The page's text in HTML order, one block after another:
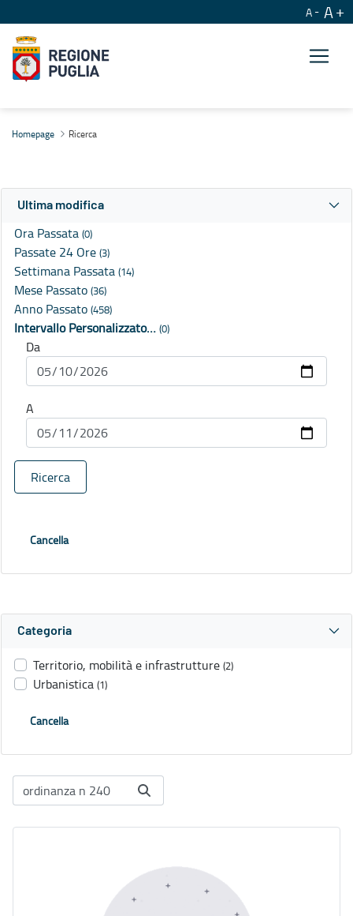
A A
Homepage Ricerca
Ultima modifica
Ora Passata (0)
Passate 24 Ore (3)
Settimana Passata (14)
Mese Passato (36)
Anno Passato (458)
Intervallo Personalizzato… (0)
Da
A
Ricerca
Cancella
Categoria
Territorio, mobilità e infrastrutture (2)
Urbanistica (1)
Cancella